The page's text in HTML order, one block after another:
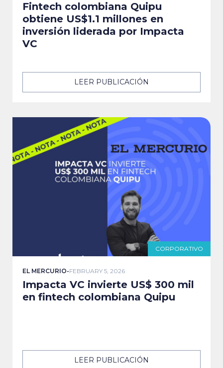
Fintech colombiana Quipu
obtiene US$1.1 millones en
inversión liderada por Impacta
VC
LEER PUBLICACIÓN
CORPORATIVO
EL MERCURIO-FEBRUARY 5, 2026
Impacta VC invierte US$ 300 mil
en fintech colombiana Quipu
LEER PUBLICACIÓN